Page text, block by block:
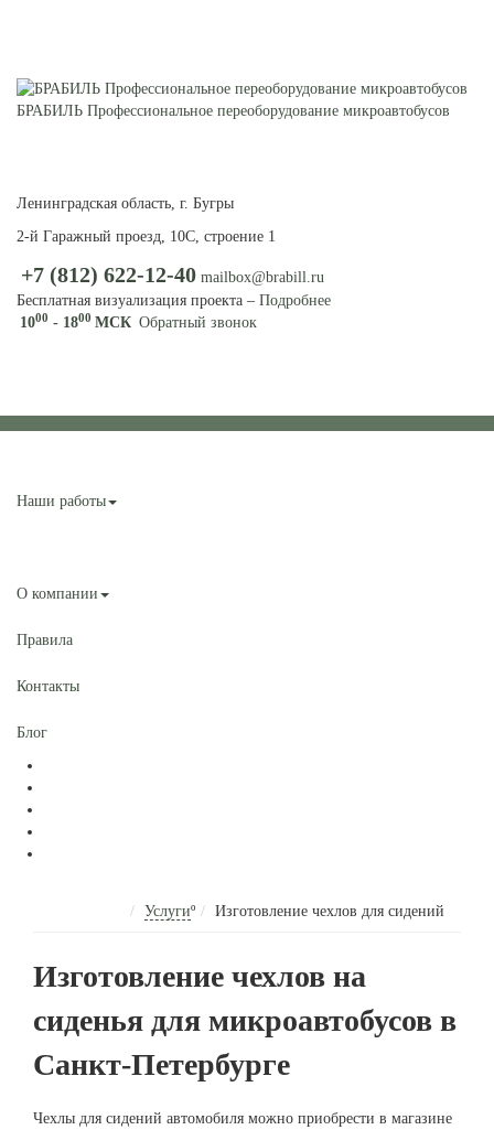
БРАБИЛЬ Профессиональное переоборудование микроавтобусов
Ленинградская область, г. Бугры
2-й Гаражный проезд, 10С, строение 1
+7 (812) 622-12-40 mailbox@brabill.ru
Бесплатная визуализация проекта – Подробнее
1000 - 1800 МСК Обратный звонок
Наши работы
О компании
Правила
Контакты
Блог
Услугиº Изготовление чехлов для сидений
Изготовление чехлов на
сиденья для микроавтобусов в
Санкт-Петербурге
Чехлы для сидений автомобиля можно приобрести в магазине